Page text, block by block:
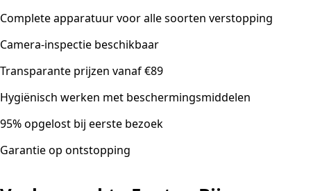
Complete apparatuur voor alle soorten verstopping
Camera-inspectie beschikbaar
Transparante prijzen vanaf €89
Hygiënisch werken met beschermingsmiddelen
95% opgelost bij eerste bezoek
Garantie op ontstopping